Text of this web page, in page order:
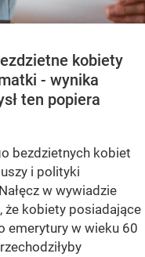
kobiety
- wynika
ten popiera
bezdzietnych kobiet
i polityki
w wywiadzie
że kobiety posiadające
emerytury w wieku 60